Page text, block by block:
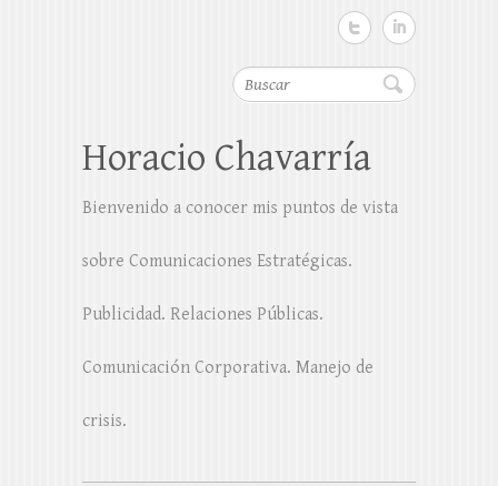
Buscar
Horacio Chavarría
Bienvenido a conocer mis puntos de vista
sobre Comunicaciones Estratégicas.
Publicidad. Relaciones Públicas.
Comunicación Corporativa. Manejo de
crisis.